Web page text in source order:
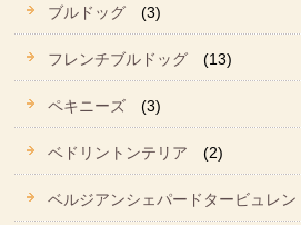
ブルドッグ (3)
フレンチブルドッグ (13)
ペキニーズ (3)
ベドリントンテリア (2)
ベルジアンシェパードタービュレン